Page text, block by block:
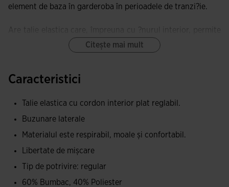
element de baza în garderoba în perioadele de tranzi?ie.
Are talie elastica care, împreuna cu ?nurul interior, permite
o ajustare corespunzatoare pe corp. În plus, ace?ti
bumbac. Unul dintre beneficiile sale este capacitatea
ridicata de absorb?ie a transpira?iei. De asemenea, este
moale la contactul cu pielea, oferind un plus de confort.
Citește mai mult
Caracteristici
Talie elastica cu cordon interior plat reglabil.
Buzunare laterale
Materialul este respirabil, moale și confortabil.
Libertate de mișcare
Tip de potrivire: regular
60% Bumbac, 40% Poliester